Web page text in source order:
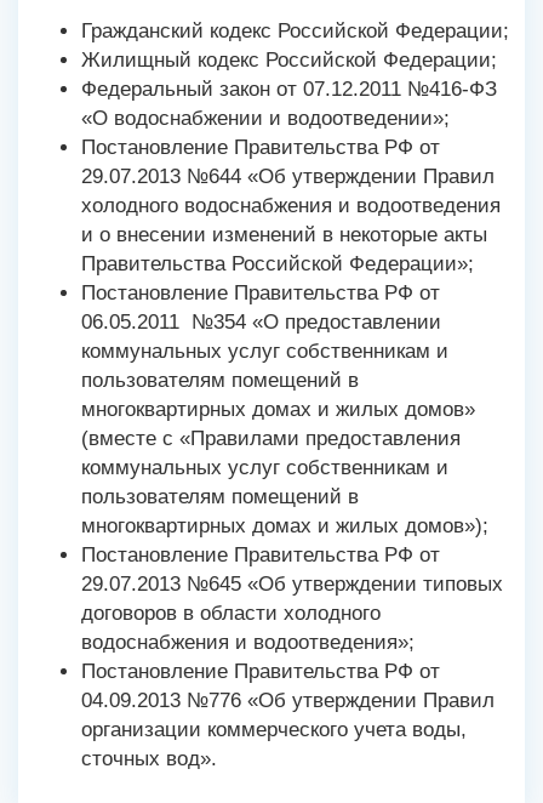
Гражданский кодекс Российской Федерации;
Жилищный кодекс Российской Федерации;
Федеральный закон от 07.12.2011 №416-ФЗ
«О водоснабжении и водоотведении»;
Постановление Правительства РФ от
29.07.2013 №644 «Об утверждении Правил
холодного водоснабжения и водоотведения
и о внесении изменений в некоторые акты
Правительства Российской Федерации»;
Постановление Правительства РФ от
06.05.2011 №354 «О предоставлении
коммунальных услуг собственникам и
пользователям помещений в
многоквартирных домах и жилых домов»
(вместе с «Правилами предоставления
коммунальных услуг собственникам и
пользователям помещений в
многоквартирных домах и жилых домов»);
Постановление Правительства РФ от
29.07.2013 №645 «Об утверждении типовых
договоров в области холодного
водоснабжения и водоотведения»;
Постановление Правительства РФ от
04.09.2013 №776 «Об утверждении Правил
организации коммерческого учета воды,
сточных вод».